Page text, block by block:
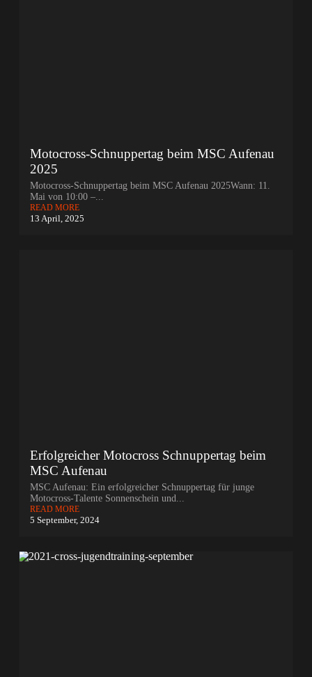
Motocross-Schnuppertag beim MSC Aufenau
2025
Motocross-Schnuppertag beim MSC Aufenau 2025Wann: 11.
Mai von 10:00 –...
READ MORE
13 April, 2025
Erfolgreicher Motocross Schnuppertag beim
MSC Aufenau
MSC Aufenau: Ein erfolgreicher Schnuppertag für junge
Motocross-Talente Sonnenschein und...
READ MORE
5 September, 2024